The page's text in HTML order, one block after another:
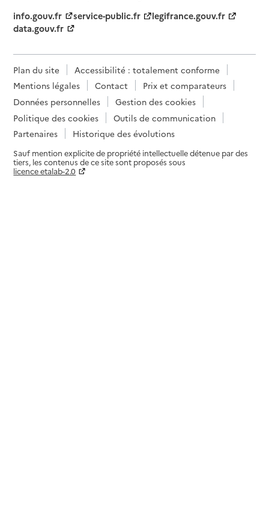
info.gouv.fr
service-public.fr
legifrance.gouv.fr
data.gouv.fr
Plan du site
Accessibilité : totalement conforme
Mentions légales
Contact
Prix et comparateurs
Données personnelles
Gestion des cookies
Politique des cookies
Outils de communication
Partenaires
Historique des évolutions
Sauf mention explicite de propriété intellectuelle détenue par des
tiers, les contenus de ce site sont proposés sous
licence etalab-2.0